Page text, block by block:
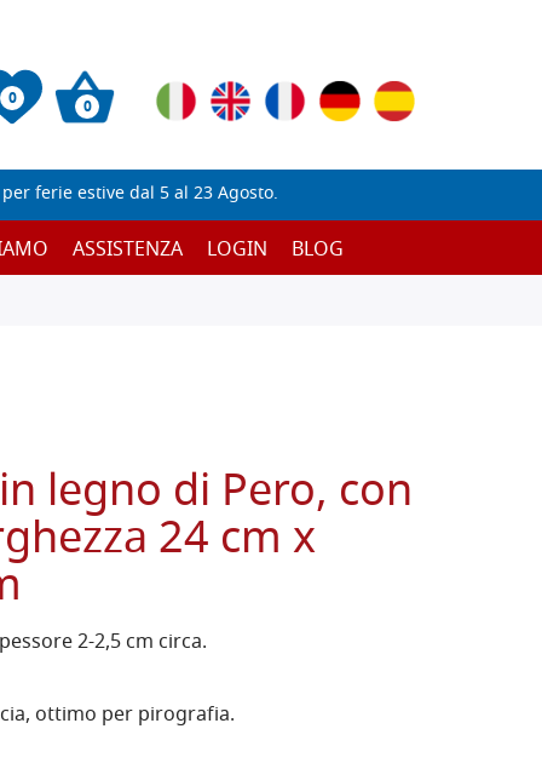
0 0
ferie estive dal 5 al 23 Agosto.
ASSISTENZA LOGIN BLOG
legno di Pero, con
24 cm x
2-2,5 cm circa.
ottimo per pirografia.